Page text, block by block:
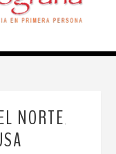
NORTE